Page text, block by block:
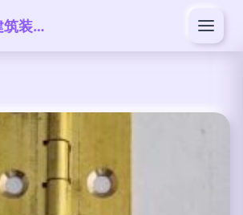
商丘华春飞翔建筑装饰工程有限公司